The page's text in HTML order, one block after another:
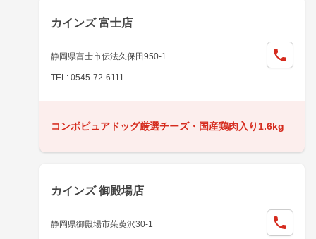
カインズ 富士店
静岡県富士市伝法久保田950-1
TEL: 0545-72-6111
コンボピュアドッグ厳選チーズ・国産鶏肉入り1.6kg
カインズ 御殿場店
静岡県御殿場市茱萸沢30-1